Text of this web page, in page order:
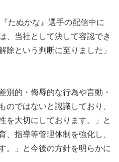
たぬかな』選手の配信中に
、当社として決して容認でき
除という判断に至りました」
別的・侮辱的な行為や言動・
のではないと認識しており、
を大切にしております。」と
、指導等管理体制を強化し、
。」と今後の方針を明らかに